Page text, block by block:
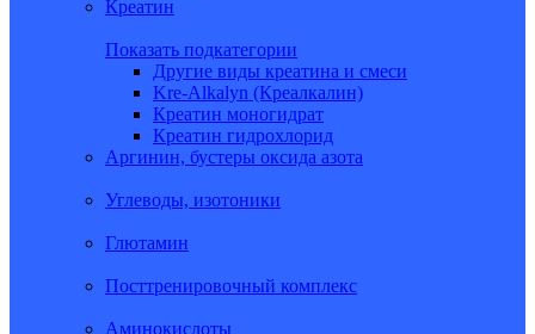
Креатин
Показать подкатегории
Другие виды креатина и смеси
Kre-Alkalyn (Креалкалин)
Креатин моногидрат
Креатин гидрохлорид
Аргинин, бустеры оксида азота
Углеводы, изотоники
Глютамин
Посттренировочный комплекс
Аминокислоты